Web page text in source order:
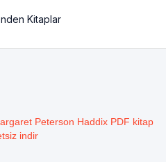
Kitaplar
Peterson Haddix PDF kitap
indir